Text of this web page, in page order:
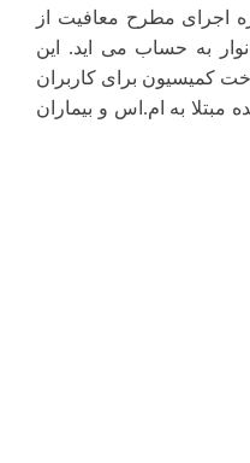
اجرای مطرح معافیت از
به حساب می اید. این
کمیسیون برای کاربران
مبتلا به ام.اس و بیماران